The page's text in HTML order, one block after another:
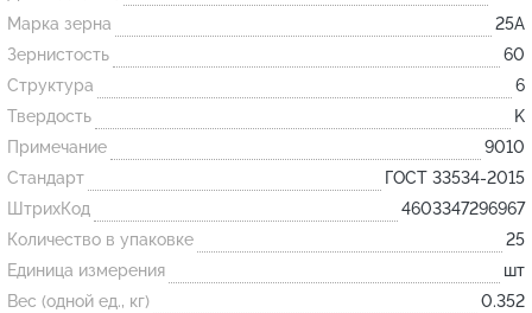
Огнеупорные
изделия
Скачать каталог
Тигель
Муфель
Черпак
Шербер
Марка зерна
25А
Зернистость
60
Структура
6
Твердость
K
Примечание
9010
Стандарт
ГОСТ 33534-2015
ШтрихКод
4603347296967
Количество в упаковке
25
Единица измерения
шт
Вес (одной ед., кг)
0.352